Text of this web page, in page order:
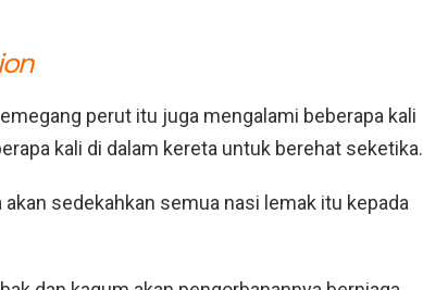
perut itu juga mengalami beberapa kali
kali di dalam kereta untuk berehat seketika.
sedekahkan semua nasi lemak itu kepada